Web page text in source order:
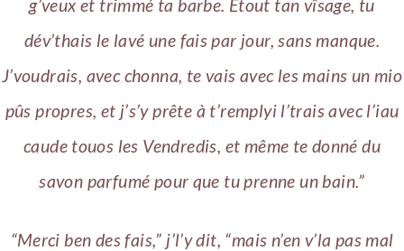
g’veux et trimmé ta barbe. Etout tan vîsage, tu
dév’thais le lavé une fais par jour, sans manque.
J’voudrais, avec chonna, te vais avec les mains un mio
pûs propres, et j’s’y prête à t’remplyi l’trais avec l’iau
caude touos les Vendredis, et même te donné du
savon parfumé pour que tu prenne un bain.”
“Merci ben des fais,” j’l’y dit, “mais n’en v’la pas mal